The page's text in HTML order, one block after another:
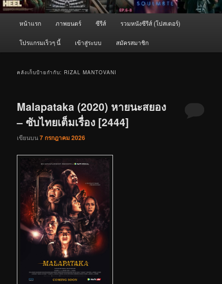
หน้าแรก ภาพยนตร์ ซีรีส์ รวมหนังซีรีส์ (โปสเตอร์)
โปรแกรมเร็วๆ นี้ เข้าสู่ระบบ สมัครสมาชิก
คลังเก็บป้ายกำกับ: RIZAL MANTOVANI
Malapataka (2020) หายนะสยอง
– ซับไทยเต็มเรื่อง [2444]
เขียนบน7 กรกฎาคม 2026